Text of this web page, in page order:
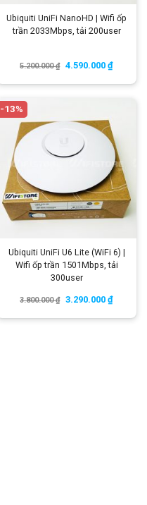
Ubiquiti UniFi NanoHD | Wifi ốp
trần 2033Mbps, tải 200user
5.200.000₫ 4.590.000 ₫
-13%
Ubiquiti UniFi U6 Lite (WiFi 6) |
Wifi ốp trần 1501Mbps, tải
300user
3.800.000₫ 3.290.000 ₫